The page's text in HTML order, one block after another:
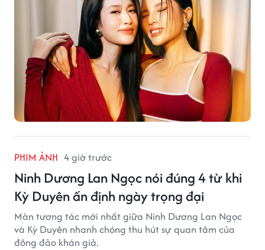
PHIM ẢNH 4 giờ trước
Ninh Dương Lan Ngọc nói đúng 4 từ khi
Kỳ Duyên ấn định ngày trọng đại
Màn tương tác mới nhất giữa Ninh Dương Lan Ngọc
và Kỳ Duyên nhanh chóng thu hút sự quan tâm của
đông đảo khán giả.